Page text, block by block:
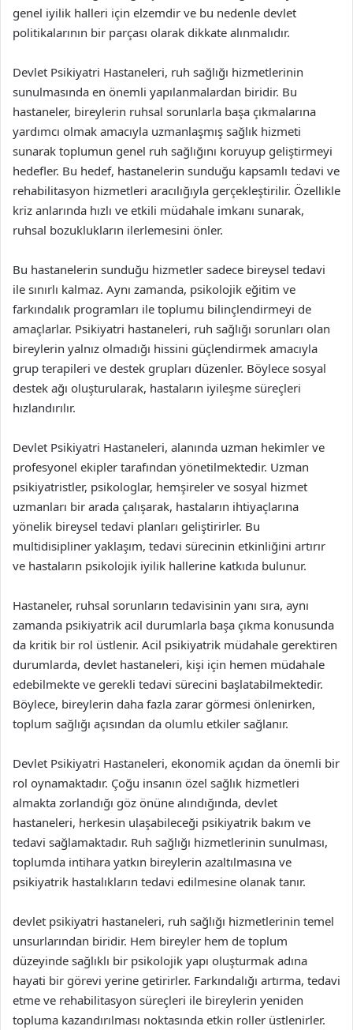
genel iyilik halleri için elzemdir ve bu nedenle devlet
politikalarının bir parçası olarak dikkate alınmalıdır.
Devlet Psikiyatri Hastaneleri, ruh sağlığı hizmetlerinin
sunulmasında en önemli yapılanmalardan biridir. Bu
hastaneler, bireylerin ruhsal sorunlarla başa çıkmalarına
yardımcı olmak amacıyla uzmanlaşmış sağlık hizmeti
sunarak toplumun genel ruh sağlığını koruyup geliştirmeyi
hedefler. Bu hedef, hastanelerin sunduğu kapsamlı tedavi ve
rehabilitasyon hizmetleri aracılığıyla gerçekleştirilir. Özellikle
kriz anlarında hızlı ve etkili müdahale imkanı sunarak,
ruhsal bozuklukların ilerlemesini önler.
Bu hastanelerin sunduğu hizmetler sadece bireysel tedavi
ile sınırlı kalmaz. Aynı zamanda, psikolojik eğitim ve
farkındalık programları ile toplumu bilinçlendirmeyi de
amaçlarlar. Psikiyatri hastaneleri, ruh sağlığı sorunları olan
bireylerin yalnız olmadığı hissini güçlendirmek amacıyla
grup terapileri ve destek grupları düzenler. Böylece sosyal
destek ağı oluşturularak, hastaların iyileşme süreçleri
hızlandırılır.
Devlet Psikiyatri Hastaneleri, alanında uzman hekimler ve
profesyonel ekipler tarafından yönetilmektedir. Uzman
psikiyatristler, psikologlar, hemşireler ve sosyal hizmet
uzmanları bir arada çalışarak, hastaların ihtiyaçlarına
yönelik bireysel tedavi planları geliştirirler. Bu
multidisipliner yaklaşım, tedavi sürecinin etkinliğini artırır
ve hastaların psikolojik iyilik hallerine katkıda bulunur.
Hastaneler, ruhsal sorunların tedavisinin yanı sıra, aynı
zamanda psikiyatrik acil durumlarla başa çıkma konusunda
da kritik bir rol üstlenir. Acil psikiyatrik müdahale gerektiren
durumlarda, devlet hastaneleri, kişi için hemen müdahale
edebilmekte ve gerekli tedavi sürecini başlatabilmektedir.
Böylece, bireylerin daha fazla zarar görmesi önlenirken,
toplum sağlığı açısından da olumlu etkiler sağlanır.
Devlet Psikiyatri Hastaneleri, ekonomik açıdan da önemli bir
rol oynamaktadır. Çoğu insanın özel sağlık hizmetleri
almakta zorlandığı göz önüne alındığında, devlet
hastaneleri, herkesin ulaşabileceği psikiyatrik bakım ve
tedavi sağlamaktadır. Ruh sağlığı hizmetlerinin sunulması,
toplumda intihara yatkın bireylerin azaltılmasına ve
psikiyatrik hastalıkların tedavi edilmesine olanak tanır.
devlet psikiyatri hastaneleri, ruh sağlığı hizmetlerinin temel
unsurlarından biridir. Hem bireyler hem de toplum
düzeyinde sağlıklı bir psikolojik yapı oluşturmak adına
hayati bir görevi yerine getirirler. Farkındalığı artırma, tedavi
etme ve rehabilitasyon süreçleri ile bireylerin yeniden
topluma kazandırılması noktasında etkin roller üstlenirler.